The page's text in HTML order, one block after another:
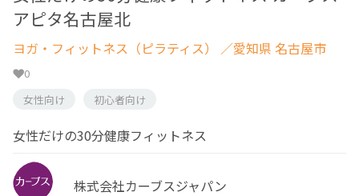
アピタ名古屋北
ヨガ・フィットネス（ピラティス） ／愛知県 名古屋市
0
女性向け
初心者向け
女性だけの30分健康フィットネス
株式会社カーブスジャパン